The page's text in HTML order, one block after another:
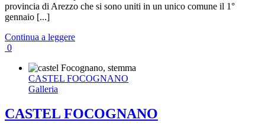
provincia di Arezzo che si sono uniti in un unico comune il 1°
gennaio [...]
Continua a leggere
0
CASTEL FOCOGNANO
Galleria
CASTEL FOCOGNANO